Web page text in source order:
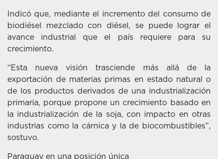
Indicó que, mediante el incremento del consumo de
biodiésel mezclado con diésel, se puede lograr el
avance industrial que el país requiere para su
crecimiento.
“Esta nueva visión trasciende más allá de la
exportación de materias primas en estado natural o
de los productos derivados de una industrialización
primaria, porque propone un crecimiento basado en
la industrialización de la soja, con impacto en otras
industrias como la cárnica y la de biocombustibles”,
sostuvo.
Paraguay en una posición única